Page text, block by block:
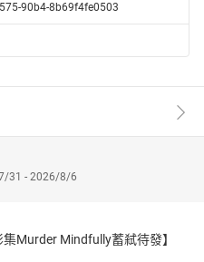
90b4-8b69f4fe0503
31 - 2026/8/6
Murder Mindfully蓄弒待發】